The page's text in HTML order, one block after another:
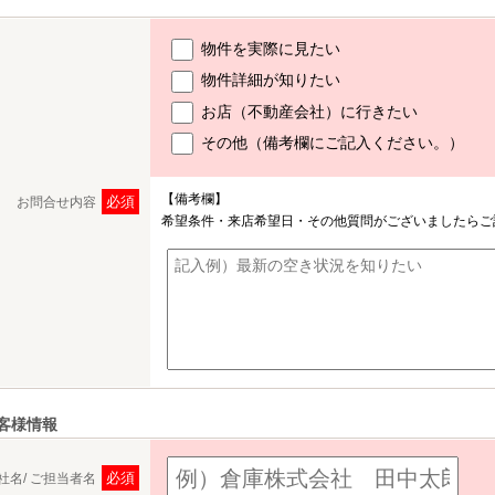
お問合せ内容 必須
物件を実際に見たい
物件詳細が知りたい
お店（不動産会社）に行きたい
その他（備考欄にご記入ください。）
【備考欄】
希望条件・来店希望日・その他質問がございましたらご
様情報
名/ ご担当者名 必須